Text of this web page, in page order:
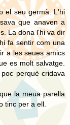
el seu germà. L'hi
que anaven a
La dona l'hi va dir
fa sentir com una
a les seues amics
es molt salvatge.
perquè cridava
la meua parella
tinc per a ell.